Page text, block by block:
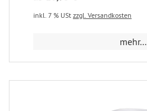
inkl. 7 % USt zzgl. Versandkosten
mehr...